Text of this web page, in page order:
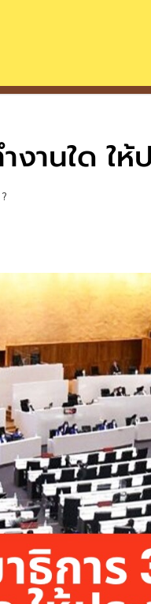
านใด ให้